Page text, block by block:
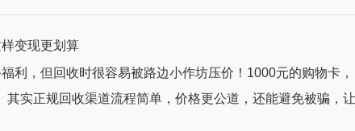
变现更划算
利，但回收时很容易被路边小作坊压价！1000元的购物卡，
实正规回收渠道流程简单，价格更公道，还能避免被骗，让